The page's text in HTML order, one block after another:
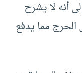
أنه لا يشرح
الحرج مما يدفع